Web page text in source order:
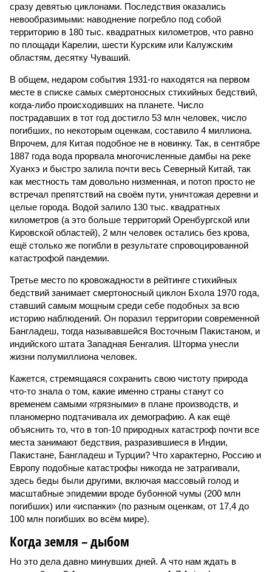
сразу девятью циклонами. Последствия оказались
невообразимыми: наводнение погребло под собой
территорию в 180 тыс. квадратных километров, что равно
по площади Карелии, шести Курским или Калужским
областям, десятку Чуваший.
В общем, недаром события 1931-го находятся на первом
месте в списке самых смертоносных стихийных бедствий,
когда-либо происходивших на планете. Число
пострадавших в тот год достигло 53 млн человек, число
погибших, по некоторым оценкам, составило 4 миллиона.
Впрочем, для Китая подобное не в новинку. Так, в сентябре
1887 года вода прорвала многочисленные дамбы на реке
Хуанхэ и быстро залила почти весь Северный Китай, так
как местность там довольно низменная, и потоп просто не
встречал препятствий на своём пути, уничтожая деревни и
целые города. Водой залило 130 тыс. квадратных
километров (а это больше территорий Оренбургской или
Кировской областей), 2 млн человек остались без крова,
ещё столько же погибли в результате спровоцированной
катастрофой пандемии.
Третье место по кровожадности в рейтинге стихийных
бедствий занимает смертоносный циклон Бхола 1970 года,
ставший самым мощным среди себе подобных за всю
историю наблюдений. Он поразил территории современной
Бангладеш, тогда называвшейся Восточным Пакистаном, и
индийского штата Западная Бенгалия. Шторма унесли
жизни полумиллиона человек.
Кажется, стремящаяся сохранить свою чистоту природа
что-то знала о том, какие именно страны станут со
временем самыми «грязными» в плане производств, и
планомерно подтачивала их демографию. А как ещё
объяснить то, что в топ-10 природных катастроф почти все
места занимают бедствия, разразившиеся в Индии,
Пакистане, Бангладеш и Турции? Что характерно, Россию и
Европу подобные катастрофы никогда не затрагивали,
здесь беды были другими, включая массовый голод и
масштабные эпидемии вроде бубонной чумы (200 млн
погибших) или «испанки» (по разным оценкам, от 17,4 до
100 млн погибших во всём мире).
Когда земля – дыбом
Но это дела давно минувших дней. А что нам ждать в